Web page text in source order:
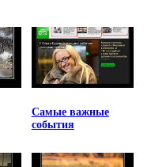
Самые важные
события